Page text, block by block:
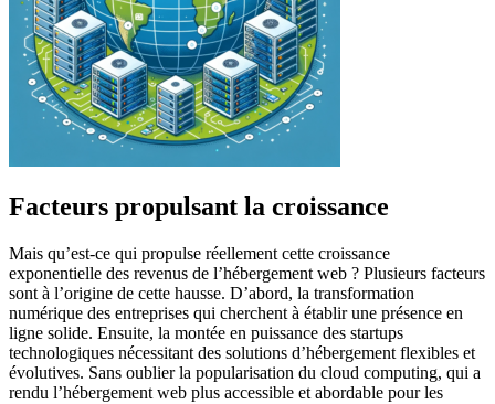
Facteurs propulsant la croissance
Mais qu’est-ce qui propulse réellement cette croissance
exponentielle des revenus de l’hébergement web ? Plusieurs facteurs
sont à l’origine de cette hausse. D’abord, la transformation
numérique des entreprises qui cherchent à établir une présence en
ligne solide. Ensuite, la montée en puissance des startups
technologiques nécessitant des solutions d’hébergement flexibles et
évolutives. Sans oublier la popularisation du cloud computing, qui a
rendu l’hébergement web plus accessible et abordable pour les